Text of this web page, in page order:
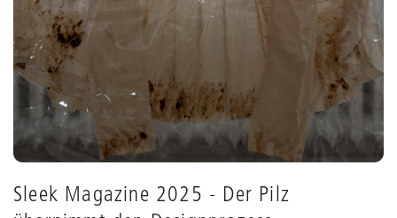
Sleek Magazine 2025 - Der Pilz